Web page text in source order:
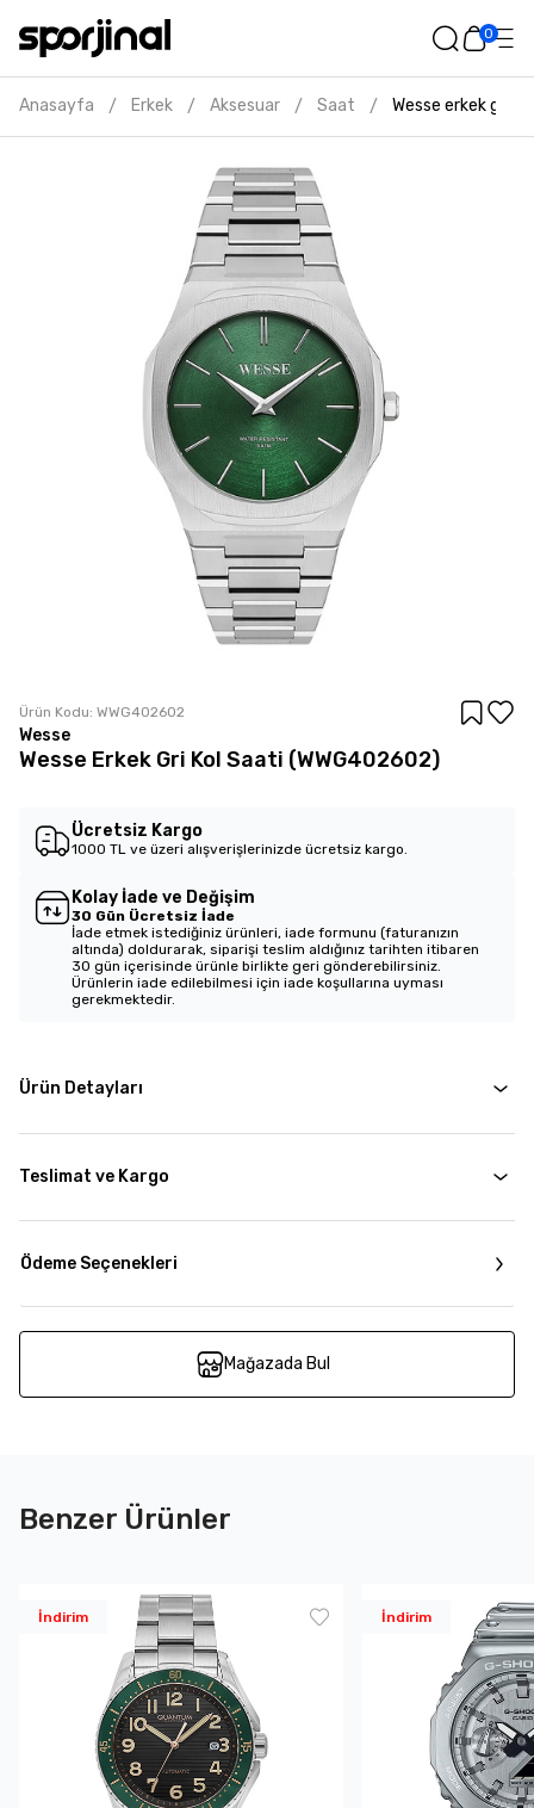
0
Anasayfa / Erkek / Aksesuar / Saat / Wesse erkek gri
Ürün Kodu: WWG402602
Wesse
Wesse Erkek Gri Kol Saati (WWG402602)
Ücretsiz Kargo
1000 TL ve üzeri alışverişlerinizde ücretsiz kargo.
Kolay İade ve Değişim
30 Gün Ücretsiz İade
İade etmek istediğiniz ürünleri, iade formunu (faturanızın
altında) doldurarak, siparişi teslim aldığınız tarihten itibaren
30 gün içerisinde ürünle birlikte geri gönderebilirsiniz.
Ürünlerin iade edilebilmesi için iade koşullarına uyması
gerekmektedir.
Ürün Detayları
Teslimat ve Kargo
Ödeme Seçenekleri
Mağazada Bul
Benzer Ürünler
İndirim İndirim